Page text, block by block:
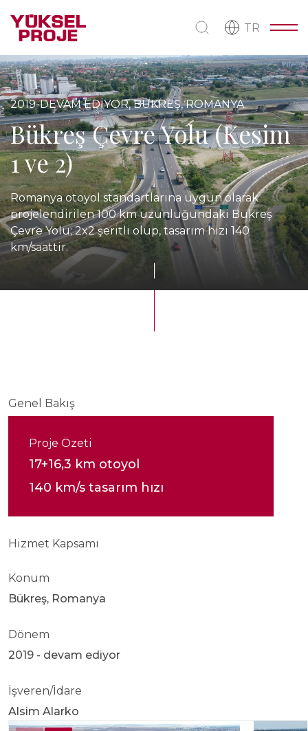
TR
2019-DEVAM EDİYOR, BÜKREŞ, ROMANYA
Bükreş Çevre Yolu (Kesim
1 ve 2)
Romanya otoyol standartlarına uygun olarak
projelendirilen 100 km uzunluğundaki Bükreş
Çevre Yolu; 2x2 şeritli olup, tasarım hızı 140
km/saattir.
Genel Bakış
Proje Özeti
17+16,3 km otoyol
140 km/s tasarım hızı
Hizmet Kapsamı
Konum
Bükreş, Romanya
Dönem
2019 - devam ediyor
İşveren/İdare
Alsim Alarko